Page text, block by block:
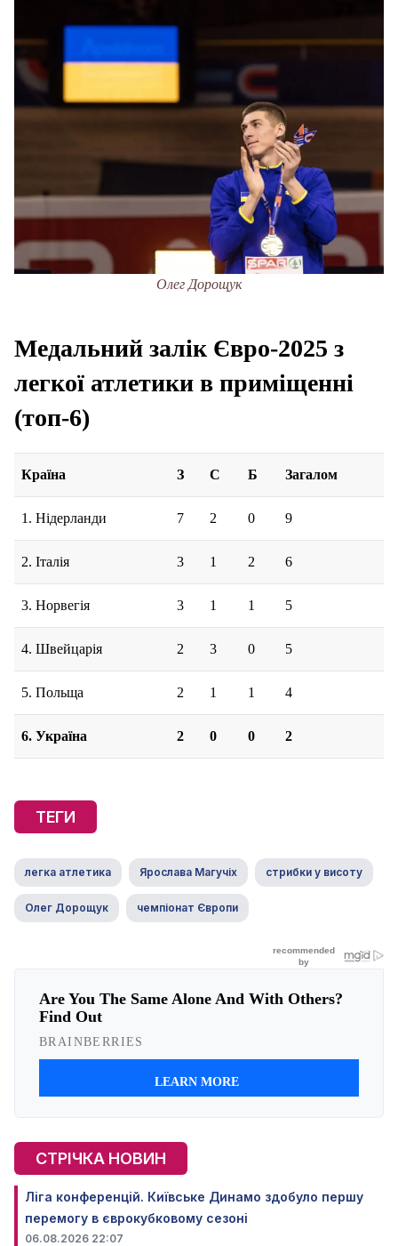
Олег Дорощук
Медальний залік Євро-2025 з
легкої атлетики в приміщенні
(топ-6)
Країна З С Б Загалом
1. Нідерланди 7 2 0 9
2. Італія 3 1 2 6
3. Норвегія 3 1 1 5
4. Швейцарія 2 3 0 5
5. Польща 2 1 1 4
6. Україна 2 0 0 2
ТЕГИ
легка атлетика Ярослава Магучіх стрибки у висоту
Олег Дорощук чемпіонат Європи
СТРІЧКА НОВИН
Ліга конференцій. Київське Динамо здобуло першу
перемогу в єврокубковому сезоні
06.08.2026 22:07